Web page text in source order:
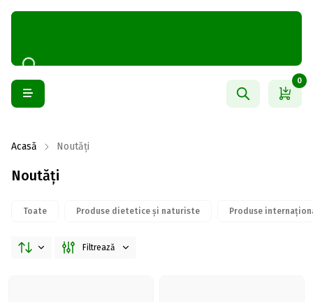
0
Acasă Noutăți
Noutăți
Toate Produse dietetice și naturiste Produse
Filtrează